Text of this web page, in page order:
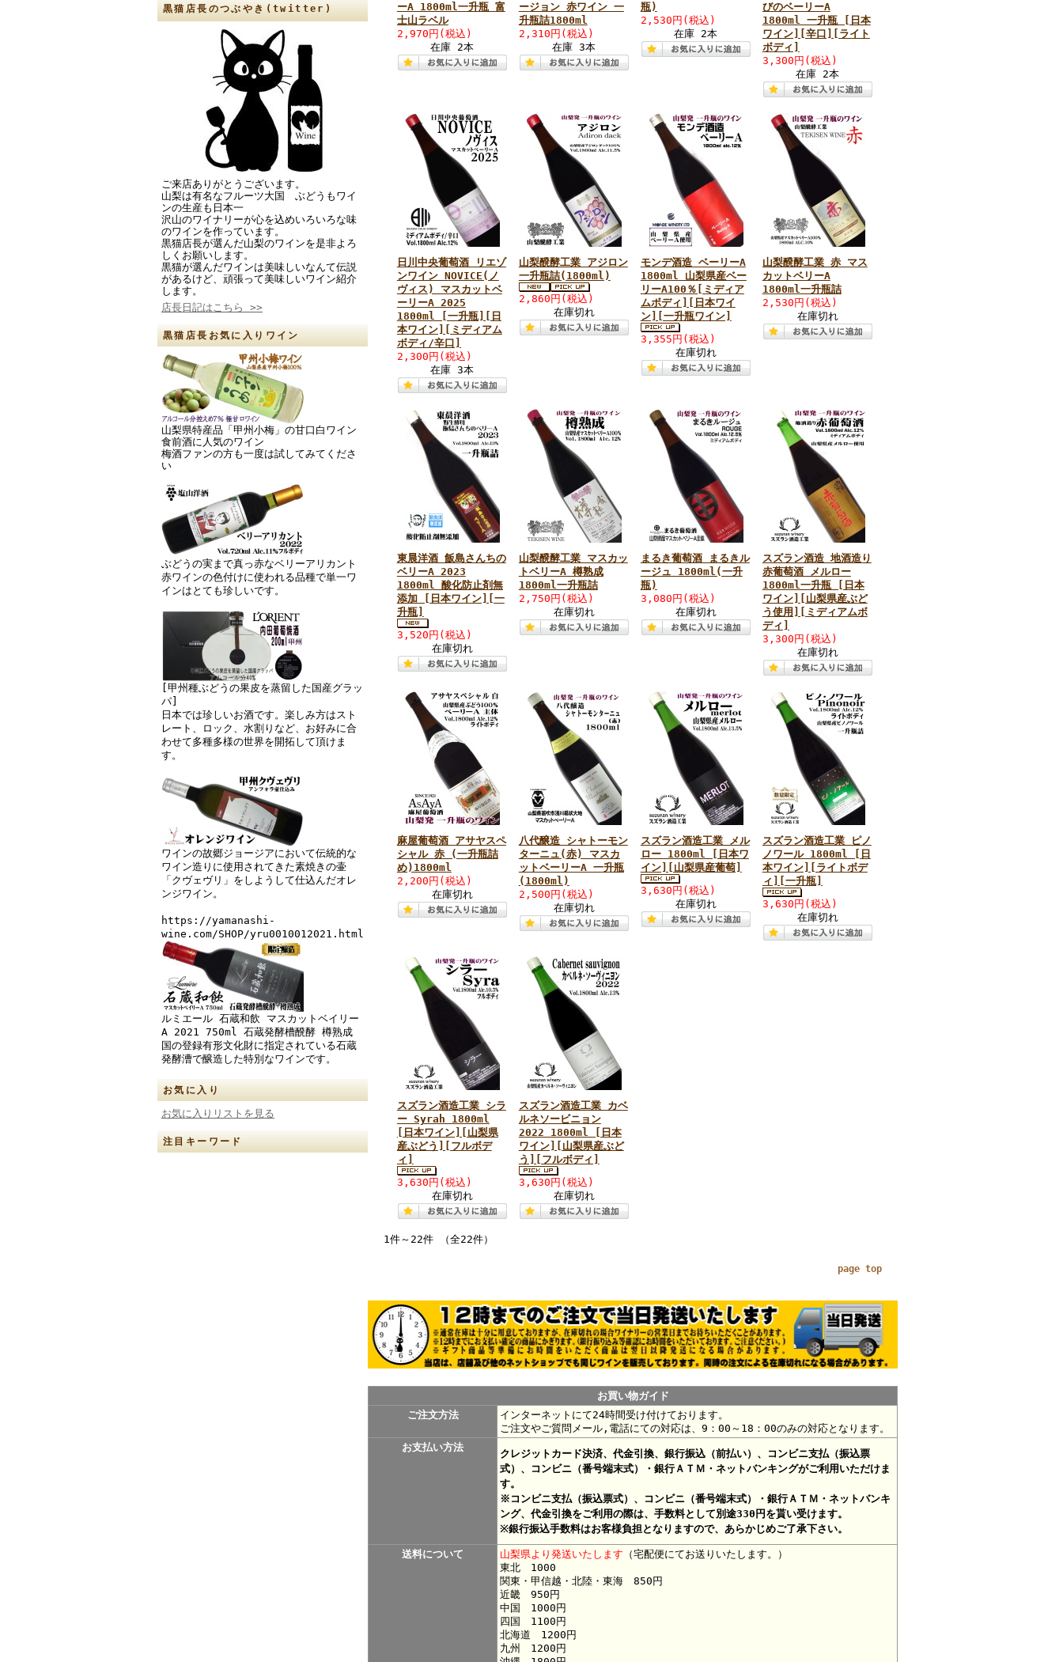
黒猫店長のつぶやき(twitter)
ご来店ありがとうございます。
山梨は有名なフルーツ大国 ぶどうもワイ
ンの生産も日本一
沢山のワイナリーが心を込めいろいろな味
のワインを作っています。
黒猫店長が選んだ山梨のワインを是非よろ
しくお願いします。
黒猫が選んだワインは美味しいなんて伝説
があるけど、頑張って美味しいワイン紹介
します。
店長日記はこちら >>
黒猫店長お気に入りワイン
山梨県特産品「甲州小梅」の甘口白ワイン
食前酒に人気のワイン
梅酒ファンの方も一度は試してみてくださ
い
ぶどうの実まで真っ赤なベリーアリカント
赤ワインの色付けに使われる品種で単一ワ
インはとても珍しいです。
[甲州種ぶどうの果皮を蒸留した国産グラッ
パ]
日本では珍しいお酒です。楽しみ方はスト
レート、ロック、水割りなど、お好みに合
わせて多種多様の世界を開拓して頂けま
す。
ワインの故郷ジョージアにおいて伝統的な
ワイン造りに使用されてきた素焼きの壷
「クヴェヴリ」をしようして仕込んだオレ
ンジワイン。
https://yamanashi-
wine.com/SHOP/yru0010012021.html
ルミエール 石蔵和飲 マスカットベイリー
A 2021 750ml 石蔵発酵槽醗酵 樽熟成
国の登録有形文化財に指定されている石蔵
発酵漕で醸造した特別なワインです。
お気に入り
お気に入りリストを見る
注目キーワード
ーA 1800ml一升瓶 富
士山ラベル
2,970円(税込)
在庫 2本
ージョン 赤ワイン 一
升瓶詰1800ml
2,310円(税込)
在庫 3本
瓶)
2,530円(税込)
在庫 2本
びのベーリーA
1800ml 一升瓶 [日本
ワイン][辛口][ライト
ボディ]
3,300円(税込)
在庫 2本
日川中央葡萄酒 リエゾ
ンワイン NOVICE(ノ
ヴィス) マスカットベ
ーリーA 2025
1800ml [一升瓶][日
本ワイン][ミディアム
ボディ/辛口]
2,300円(税込)
在庫 3本
山梨醗酵工業 アジロン
一升瓶詰(1800ml)
2,860円(税込)
在庫切れ
モンデ酒造 ベーリーA
1800ml 山梨県産ベー
リーA100％[ミディア
ムボディ][日本ワイ
ン][一升瓶ワイン]
3,355円(税込)
在庫切れ
山梨醗酵工業 赤 マス
カットベリーA
1800ml一升瓶詰
2,530円(税込)
在庫切れ
東晨洋酒 飯島さんちの
ベリーA 2023
1800ml 酸化防止剤無
添加 [日本ワイン][一
升瓶]
3,520円(税込)
在庫切れ
山梨醗酵工業 マスカッ
トベリーA 樽熟成
1800ml一升瓶詰
2,750円(税込)
在庫切れ
まるき葡萄酒 まるきル
ージュ 1800ml(一升
瓶)
3,080円(税込)
在庫切れ
スズラン酒造 地酒造り
赤葡萄酒 メルロー
1800ml一升瓶 [日本
ワイン][山梨県産ぶど
う使用][ミディアムボ
ディ]
3,300円(税込)
在庫切れ
麻屋葡萄酒 アサヤスペ
シャル 赤 (一升瓶詰
め)1800ml
2,200円(税込)
在庫切れ
八代醸造 シャトーモン
ターニュ(赤) マスカ
ットベーリーA 一升瓶
(1800ml)
2,500円(税込)
在庫切れ
スズラン酒造工業 メル
ロー 1800ml [日本ワ
イン][山梨県産葡萄]
3,630円(税込)
在庫切れ
スズラン酒造工業 ピノ
ノワール 1800ml [日
本ワイン][ライトボデ
ィ][一升瓶]
3,630円(税込)
在庫切れ
スズラン酒造工業 シラ
ー Syrah 1800ml
[日本ワイン][山梨県
産ぶどう][フルボデ
ィ]
3,630円(税込)
在庫切れ
スズラン酒造工業 カベ
ルネソービニョン
2022 1800ml [日本
ワイン][山梨県産ぶど
う][フルボディ]
3,630円(税込)
在庫切れ
1件～22件 （全22件）
page top
お買い物ガイド
ご注文方法
インターネットにて24時間受け付けております。
ご注文やご質問メール,電話にての対応は、9：00～18：00のみの対応となります。
お支払い方法
クレジットカード決済、代金引換、銀行振込（前払い）、コンビニ支払（振込票
式）、コンビニ（番号端末式）・銀行ＡＴＭ・ネットバンキングがご利用いただけま
す。
※コンビニ支払（振込票式）、コンビニ（番号端末式）・銀行ＡＴＭ・ネットバンキ
ング、代金引換をご利用の際は、手数料として別途330円を貰い受けます。
※銀行振込手数料はお客様負担となりますので、あらかじめご了承下さい。
送料について 山梨県より発送いたします （宅配便にてお送りいたします。）
東北 1000
関東・甲信越・北陸・東海 850円
近畿 950円
中国 1000円
四国 1100円
北海道 1200円
九州 1200円